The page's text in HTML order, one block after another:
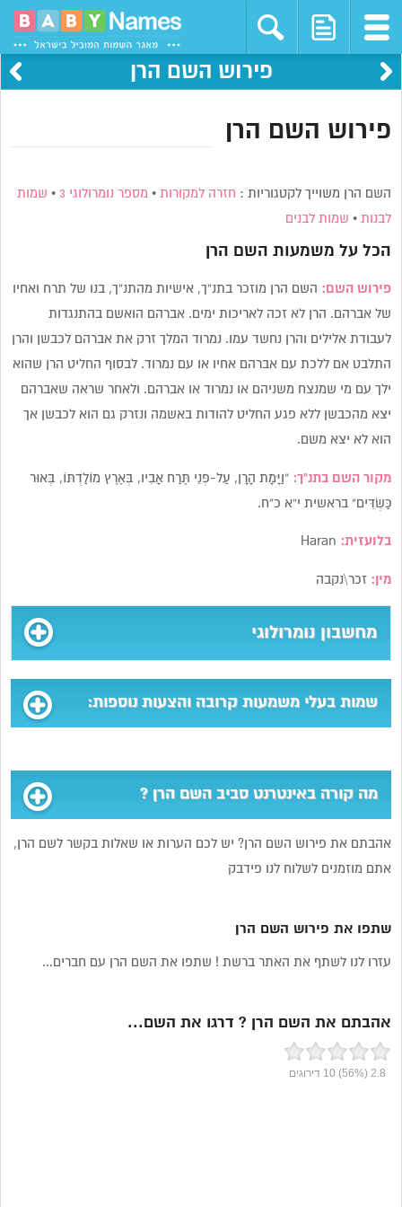
פירוש השם הרן
פירוש השם הרן
השם הרן משוייך לקטגוריות : חזרה למקורות • מספר נומרולוגי 3 • שמות
לבנות • שמות לבנים
הכל על משמעות השם הרן
פירוש השם: השם הרן מוזכר בתנ”ך, אישיות מהתנ”ך, בנו של תרח ואחיו
של אברהם. הרן לא זכה לאריכות ימים. אברהם הואשם בהתנגדות
לעבודת אלילים והרן נחשד עמו. נמרוד המלך זרק את אברהם לכבשן והרן
התלבט אם ללכת עם אברהם אחיו או עם נמרוד. לבסוף החליט הרן שהוא
ילך עם מי שמנצח משניהם או נמרוד או אברהם. ולאחר שראה שאברהם
יצא מהכבשן ללא פגע החליט להודות באשמה ונזרק גם הוא לכבשן אך
הוא לא יצא משם.
מקור השם בתנ”ך:“וַיָּמָת הָרָן, עַל-פְּנֵי תֶּרַח אָבִיו, בְּאֶרֶץ מוֹלַדְתּוֹ, בְּאוּר
כַּשְׂדִּים” בראשית י”א כ”ח.
בלועזית:
מין:זכר\נקבה
מחשבון נומרולוגי
שמות בעלי משמעות קרובה והצעות נוספות:
מה קורה באינטרנט סביב השם הרן ?
אהבתם את פירוש השם הרן? יש לכם הערות או שאלות בקשר לשם הרן,
אתם מוזמנים לשלוח לנו פידבק
שתפו את פירוש השם הרן
עזרו לנו לשתף את האתר ברשת ! שתפו את השם הרן עם חברים...
אהבתם את השם הרן ? דרגו את השם...
2.8
(56%)
10 דירוגים